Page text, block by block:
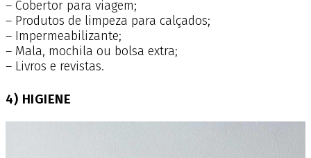
– Cobertor para viagem;
– Produtos de limpeza para calçados;
– Impermeabilizante;
– Mala, mochila ou bolsa extra;
– Livros e revistas.
4) HIGIENE